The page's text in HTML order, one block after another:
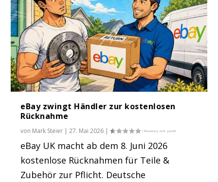
eBay zwingt Händler zur kostenlosen
Rücknahme
von Mark Steier |27. Mai 2026 |
eBay UK macht ab dem 8. Juni 2026
kostenlose Rücknahmen für Teile &
Zubehör zur Pflicht. Deutsche